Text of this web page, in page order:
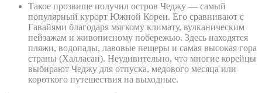
Такое прозвище получил остров Чеджу — самый
популярный курорт Южной Кореи. Его сравнивают с
Гавайями благодаря мягкому климату, вулканическим
пейзажам и живописному побережью. Здесь находятся
пляжи, водопады, лавовые пещеры и самая высокая гора
страны (Халласан). Неудивительно, что многие корейцы
выбирают Чеджу для отпуска, медового месяца или
короткого путешествия на выходные.